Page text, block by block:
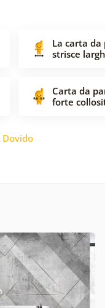
La carta
strisce
Carta da
forte
Dovido